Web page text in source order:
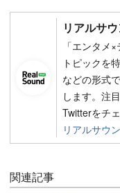
リアルサ
「エンタメ
トピックを
などの形式
します。注
Twitterをチェ
リアルサウ
関連記事